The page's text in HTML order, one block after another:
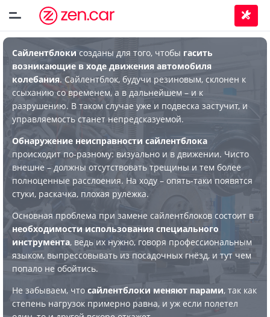
Сайлентблоки созданы для того, чтобы гасить
возникающие в ходе движения автомобиля
колебания. Сайлентблок, будучи резиновым, склонен к
ссыханию со временем, а в дальнейшем – и к
разрушению. В таком случае уже и подвеска застучит, и
управляемость станет непредсказуемой.
Обнаружение неисправности сайлентблока
происходит по-разному: визуально и в движении. Чисто
внешне – должны отсутствовать трещины и тем более
полноценные расслоения. На ходу – опять-таки появятся
стуки, раскачка, плохая рулёжка.
Основная проблема при замене сайлентблоков состоит в
необходимости использования специального
инструмента, ведь их нужно, говоря профессиональным
языком, выпрессовывать из посадочных гнёзд, и тут чем
попало не обойтись.
Не забываем, что сайлентблоки меняют парами, так как
степень нагрузок примерно равна, и уж если полетел